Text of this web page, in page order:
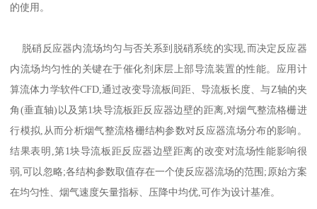
的使用。
脱硝反应器内流场均匀与否关系到脱硝系统的实现,而决定反应器
内流场均匀性的关键在于催化剂床层上部导流装置的性能。应用计
算流体力学软件CFD,通过改变导流板间距、导流板长度、与Z轴的夹
角(垂直轴)以及第1块导流板距反应器边壁的距离,对烟气整流格栅进
行模拟,从而分析烟气整流格栅结构参数对反应器流场分布的影响。
结果表明,第1块导流板距反应器边壁距离的改变对流场性能影响很
弱,可以忽略;各结构参数取值存在一个使反应器流场的范围;原始方案
在均匀性、烟气速度矢量指标、压降中均优,可作为设计基准。